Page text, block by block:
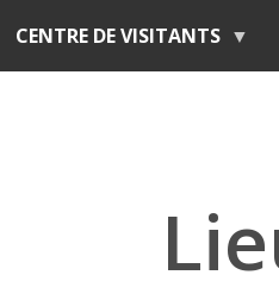
CENTRE DE VISITANTS